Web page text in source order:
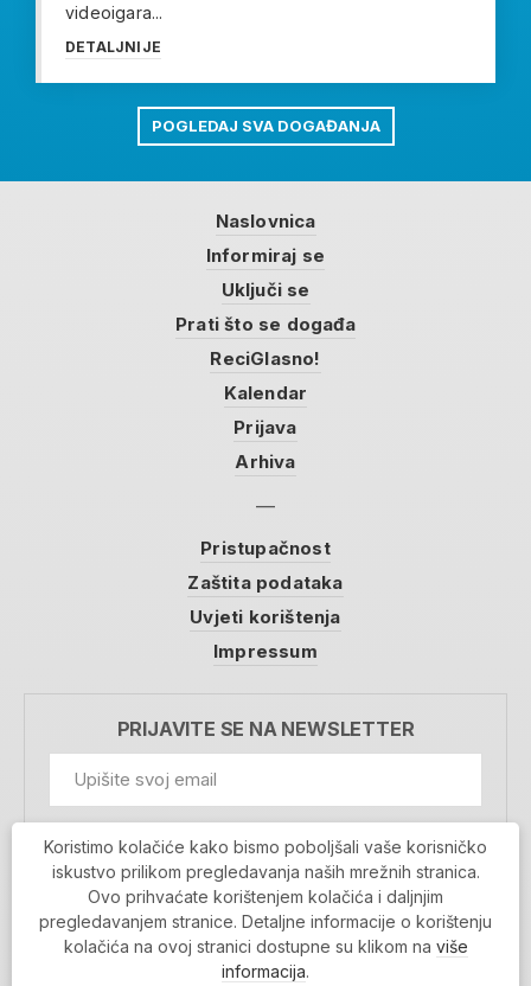
videoigara...
DETALJNIJE
POGLEDAJ SVA DOGAĐANJA
Naslovnica
Informiraj se
Uključi se
Prati što se događa
ReciGlasno!
Kalendar
Prijava
Arhiva
Pristupačnost
Zaštita podataka
Uvjeti korištenja
Impressum
PRIJAVITE SE NA NEWSLETTER
Prihvaćam da se moji podaci spremaju u bazu
podataka i koriste u svrhu slanja MojaRijeka
newslettera
MOJARIJEKA NEWSLETTER
PRIJAVI SE
Koristimo kolačiće kako bismo poboljšali vaše korisničko
iskustvo prilikom pregledavanja naših mrežnih stranica.
Ovo prihvaćate korištenjem kolačića i daljnjim
pregledavanjem stranice. Detaljne informacije o korištenju
kolačića na ovoj stranici dostupne su klikom na više
informacija.